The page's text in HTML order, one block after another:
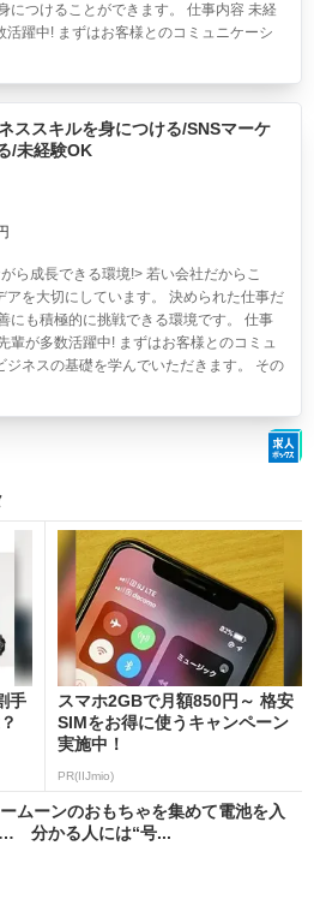
につけることができます。 仕事内容 未経
躍中! まずはお客様とのコミュニケーシ
ススキルを身につける/SNSマーケ
/未経験OK
ら成長できる環境!> 若い会社だからこ
アを大切にしています。 決められた仕事だ
にも積極的に挑戦できる環境です。 仕事
輩が多数活躍中! まずはお客様とのコミュ
ジネスの基礎を学んでいただきます。 その
手
スマホ2GBで月額850円～ 格安
SIMをお得に使うキャンペーン
実施中！
PR(IIJmio)
ムーンのおもちゃを集めて電池を入
分かる人には“号...